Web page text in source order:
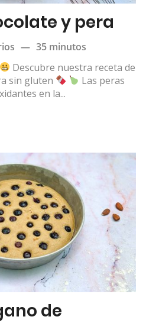
y pera
— 35 minutos
Descubre nuestra receta de
sin gluten
Las peras
en la...
de